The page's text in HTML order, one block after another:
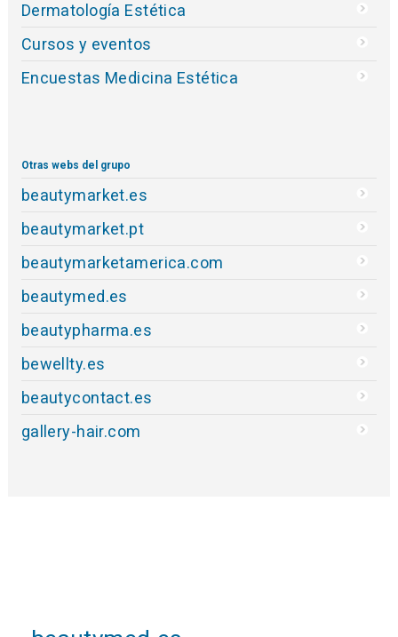
Dermatología Estética
Cursos y eventos
Encuestas Medicina Estética
Otras webs del grupo
beautymarket.es
beautymarket.pt
beautymarketamerica.com
beautymed.es
beautypharma.es
bewellty.es
beautycontact.es
gallery-hair.com